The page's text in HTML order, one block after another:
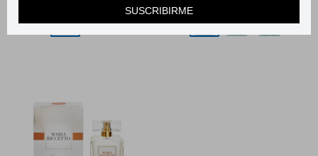
SUSCRIBIRME